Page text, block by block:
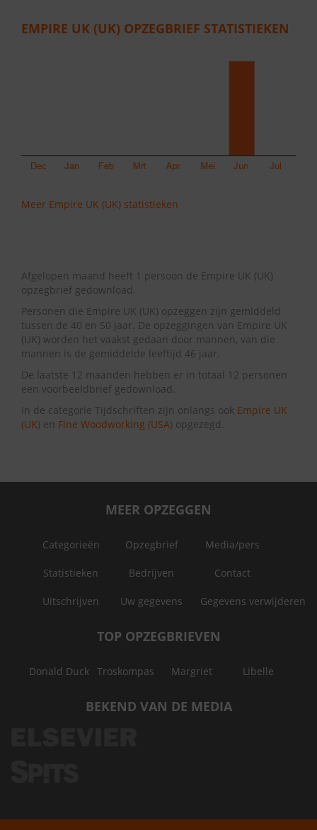
EMPIRE UK (UK) OPZEGBRIEF STATISTIEKEN
Meer Empire UK (UK) statistieken
Afgelopen maand heeft 1 persoon de Empire UK (UK)
opzegbrief gedownload.
Personen die Empire UK (UK) opzeggen zijn gemiddeld
tussen de 40 en 50 jaar. De opzeggingen van Empire UK
(UK) worden het vaakst gedaan door mannen, van die
mannen is de gemiddelde leeftijd 46 jaar.
De laatste 12 maanden hebben er in totaal 12 personen
een voorbeeldbrief gedownload.
In de categorie Tijdschriften zijn onlangs ook Empire UK
(UK) en Fine Woodworking (USA) opgezegd.
MEER OPZEGGEN
Categorieën Opzegbrief Media/pers
Statistieken Bedrijven Contact
Uitschrijven Uw gegevens Gegevens verwijderen
TOP OPZEGBRIEVEN
Donald Duck Troskompas Margriet Libelle
BEKEND VAN DE MEDIA